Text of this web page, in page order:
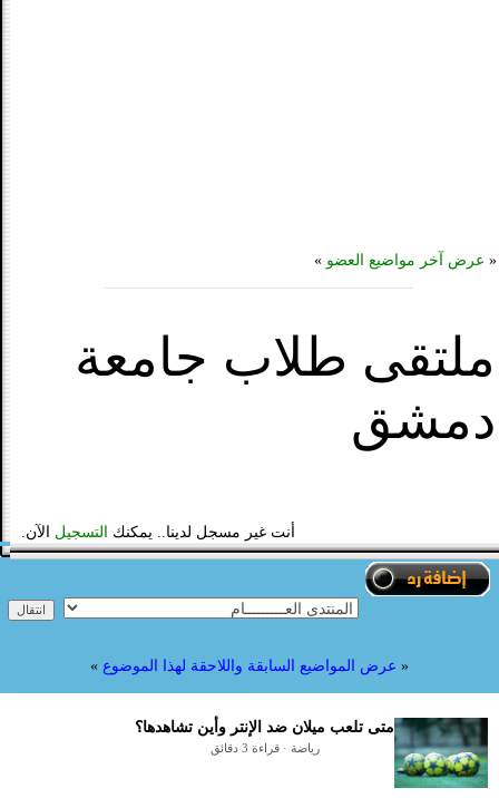
« عرض آخر مواضيع العضو »
ملتقى طلاب جامعة
دمشق
أنت غير مسجل لدينا.. يمكنك التسجيل الآن.
« عرض المواضيع السابقة واللاحقة لهذا الموضوع »
متى تلعب ميلان ضد الإنتر وأين تشاهدها؟
رياضة · قراءة 3 دقائق